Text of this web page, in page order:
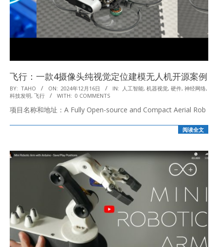
飞行：一款4摄像头纯视觉定位建模无人机开源案例
2024-
12-
16
BY: TAHO ON: 2024年12月16日 IN: 人工智能, 机器视觉, 硬件, 神经网络,
科技发明, 飞行 WITH: 0 COMMENTS
项目名称和地址：A Fully Open-source and Compact Aerial Rob
阅读全文